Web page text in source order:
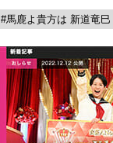
#馬鹿よ貴方は 新道竜巳